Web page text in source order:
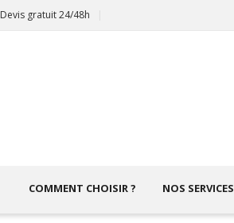
Devis gratuit 24/48h
COMMENT CHOISIR ? NOS SERVICES